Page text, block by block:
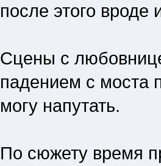
после этого вроде
Сцены с
падением с моста
могу напутать.
По сюжету время